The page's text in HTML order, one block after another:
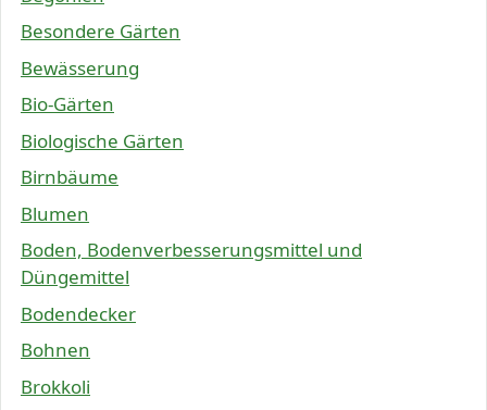
Besondere Gärten
Bewässerung
Bio-Gärten
Biologische Gärten
Birnbäume
Blumen
Boden, Bodenverbesserungsmittel und
Düngemittel
Bodendecker
Bohnen
Brokkoli